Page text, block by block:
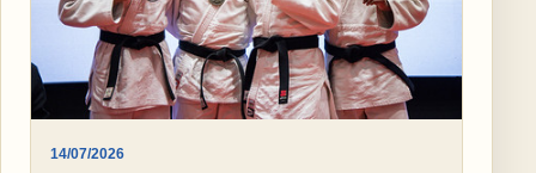
14/07/2026